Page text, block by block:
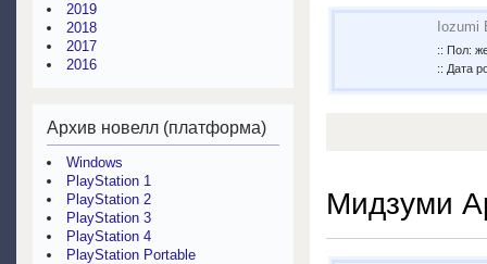
Iozumi
:: Пол:
:: Дата
Мидзуми
2019
2018
2017
2016
Архив новелл (платформа)
Windows
PlayStation 1
PlayStation 2
PlayStation 3
PlayStation 4
PlayStation Portable